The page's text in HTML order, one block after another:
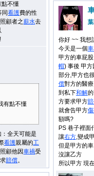
點不懂
同看護費的性
顧者之薪水去
有點不懂
：全天可能是
看護親屬的工
顧他因車禍受
賠償。
你好 ~~ 我想
今天是一個
甲方的車屁
帽) 事後 甲
部分,甲方也
償對方的醫
到私下和解
方要求甲方
就會告甲方
額嗎?
PS 巷子裡面
讓右方,變成
但是甲方的
沒讓乙方
所以甲方 現